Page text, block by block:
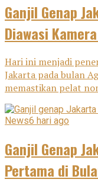
Ganjil Genap
Diawasi Kamera
Hari ini menjadi
Jakarta pada bulan
memastikan pelat
News6 hari ago
Ganjil Genap
Pertama di